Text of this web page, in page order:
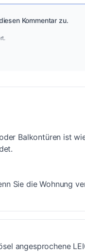
Kommentar zu.
Balkontüren ist
Sie die Wohnung
angesprochene